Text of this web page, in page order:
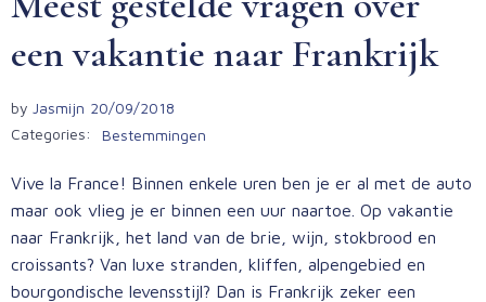
een vakantie naar Frankrijk
by Jasmijn 20/09/2018
Categories:
Bestemmingen
Vive la France! Binnen enkele uren ben je er al met de auto
maar ook vlieg je er binnen een uur naartoe. Op vakantie
naar Frankrijk, het land van de brie, wijn, stokbrood en
croissants? Van luxe stranden, kliffen, alpengebied en
bourgondische levensstijl? Dan is Frankrijk zeker een